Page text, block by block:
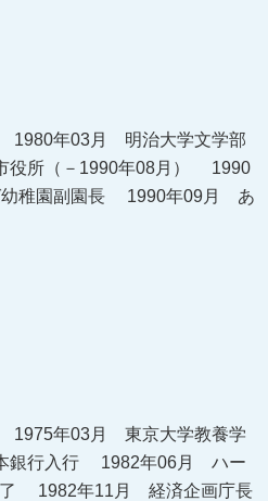
年03月 明治大学文学部
所（－1990年08月） 1990
稚園副園長 1990年09月 あ
年03月 東京大学教養学
行入行 1982年06月 ハー
了 1982年11月 経済企画庁長